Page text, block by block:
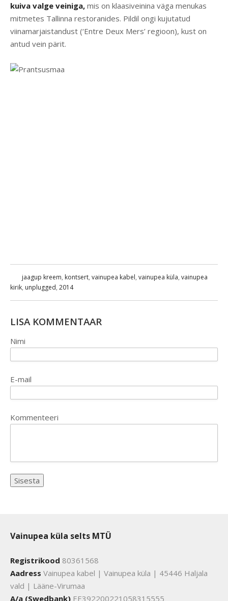
kuiva valge veiniga, mis on klaasiveinina väga menukas
mitmetes Tallinna restoranides. Pildil ongi kujutatud
viinamarjaistandust (‘Entre Deux Mers’ regioon), kust on
antud vein pärit.
jaagup kreem, kontsert, vainupea kabel, vainupea küla, vainupea
kirik, unplugged, 2014
LISA KOMMENTAAR
Nimi
E-mail
Kommenteeri
Vainupea küla selts MTÜ
Registrikood 80361568
Aadress Vainupea kabel | Vainupea küla | 45446 Haljala
vald | Lääne-Virumaa
A/a (Swedbank) EE392200221058315555